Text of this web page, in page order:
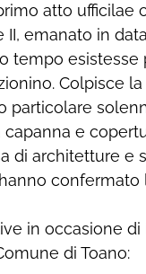
atto
emanato in
tempo
Colpisce
e
di architetture e
confermato
in occasione
di Toano: